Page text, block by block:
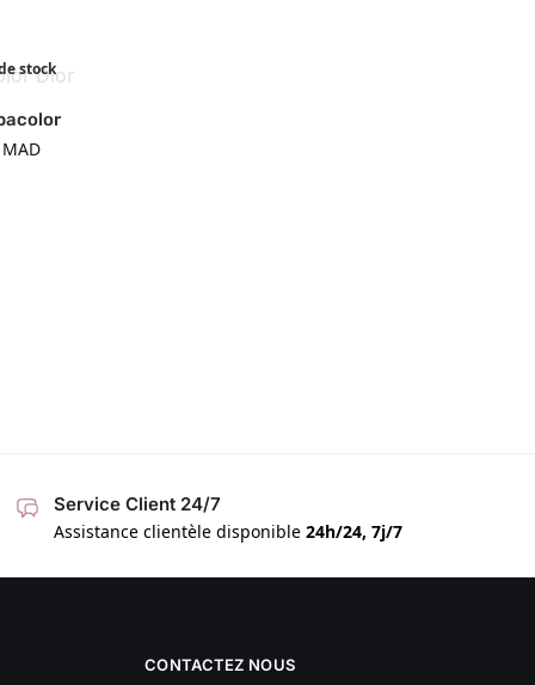
stock
MAD
Service Client 24/7
Assistance clientèle disponible 24h/24, 7j/7
CONTACTEZ NOUS